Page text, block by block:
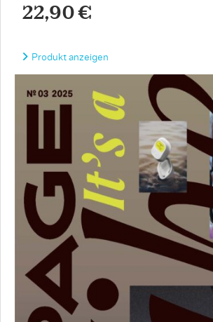
22,90 €
Produkt anzeigen